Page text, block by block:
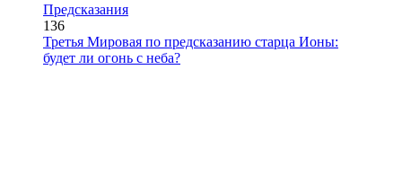
Предсказания
136
Третья Мировая по предсказанию старца Ионы:
будет ли огонь с неба?